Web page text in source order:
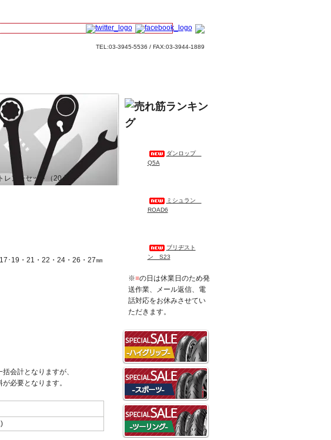
TEL:03-3945-5536 / FAX:03-3944-1889
ンチセット（20点）
･19・21・22・24・26・27㎜
会計となりますが、
必要となります。
ダンロップ
Q5A
ミシュラン
ROAD6
ブリヂスト
ン S23
※■の日は休業日のため発
送作業、メール返信、電
話対応をお休みさせてい
ただきます。